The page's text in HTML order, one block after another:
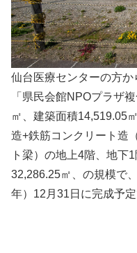
仙台医療センターの方か
「県民会館NPOプラザ
㎡、建築面積14,519.05
造+鉄筋コンクリート造
ト梁）の地上4階、地下
32,286.25㎡、の規模で
年）12月31日に完成予定